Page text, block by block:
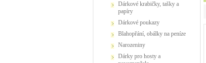
Dárkové krabičky, tašky a
papíry
Dárkové poukazy
Blahopřání, obálky na peníze
Narozeniny
Dárky pro hosty a